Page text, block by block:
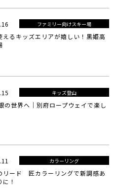
ファミリー向けスキー場
えるキッズエリアが嬉しい！黒姫高
キッズ登山
の世界へ｜別府ロープウェイで楽し
カラーリング
リード 匠カラーリングで新調感あ
！